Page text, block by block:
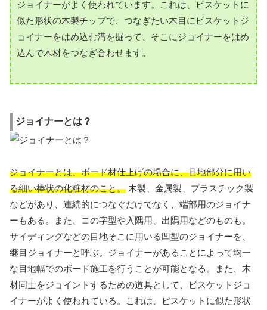
ジョイナーがよく使われています。これは、ビスケットに
似た形状の木製チップで、つなぎたい木目にビスケットジ
ョイナーをはめ込む溝を掘って、そこにジョイナーをはめ
込んで木材をつなぎ合わせます。
ジョイナーとは？
ジョイナーとは、ボード材仕上げの場合に、目地部分に用い
る細い棒状の化粧材のこと。 木製、金属製、プラスチック製
などがあり、連続的につなぐだけでなく、端部用のジョイナ
ーもある。また、コの字型や入隅用、出隅用などのものも。
サイディングなどの目地そこに用いる凹型のジョイナーを、
継目ジョイナーと呼ぶ。ジョイナーがあることによって均一
な目地幅でのボード施工を行うことが可能となる。また、木
材同士をジョイントするための道具として、ビスケットジョ
イナーがよく使われている。これは、ビスケットに似た形状